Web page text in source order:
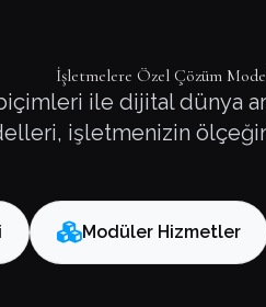
İşletmelere Özel Çözüm
ile dijital dünya
işletmenizin
Modüler Hizmetler